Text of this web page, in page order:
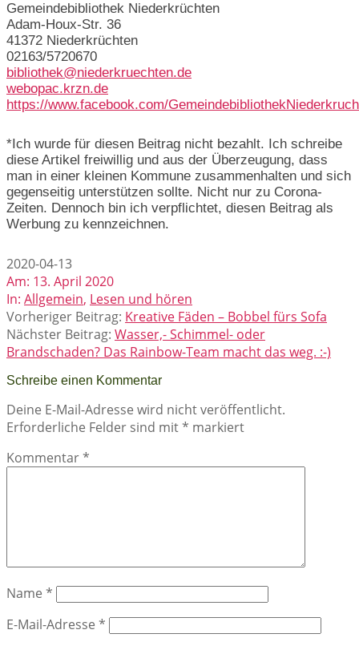
Gemeindebibliothek Niederkrüchten
Adam-Houx-Str. 36
41372 Niederkrüchten
02163/5720670
bibliothek@niederkruechten.de
webopac.krzn.de
https://www.facebook.com/
*Ich wurde für diesen Beitrag nicht bezahlt. Ich schreibe
diese Artikel freiwillig und aus der Überzeugung, dass
man in einer kleinen Kommune zusammenhalten und sich
gegenseitig unterstützen sollte. Nicht nur zu Corona-
Zeiten. Dennoch bin ich verpflichtet, diesen Beitrag als
Werbung zu kennzeichnen.
2020-04-13
Am: 13. April 2020
In: Allgemein, Lesen und hören
Vorheriger Beitrag: Kreative Fäden – Bobbel fürs Sofa
Nächster Beitrag: Wasser,- Schimmel- oder
Brandschaden? Das Rainbow-Team macht das weg. :-)
Schreibe einen Kommentar
Deine E-Mail-Adresse wird nicht veröffentlicht.
Erforderliche Felder sind mit* markiert
Kommentar*
Name *
E-Mail-Adresse *